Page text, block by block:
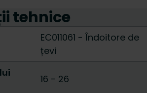
tehnice
EC011061 - Îndoitore de
țevi
16 - 26